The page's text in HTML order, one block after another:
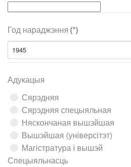
Год нараджэння(*)
1945
Адукацыя
Сярэдняя
Сярэдняя спецыяльная
Няскончаная вышэйшая
Вышэйшая (універсітэт)
Магістратура і вышэй
Спецыяльнасць